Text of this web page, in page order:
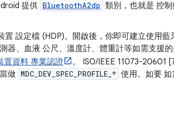
提供 BluetoothA2dp 類別，也就是 控
置 設定檔 (HDP)。開啟後，你即可建立使用
器、血液 公尺、溫度計、體重計等如需支援
置資料 專業認證
。 ISO/IEEE 11073-20601
做 MDC_DEV_SPEC_PROFILE_* 使用。如要